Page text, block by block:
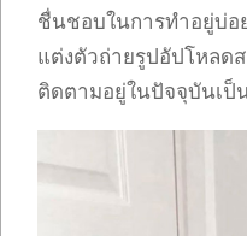
ชื่นชอบในการทำอยู่บ่อ
แต่งตัวถ่ายรูปอัปโหลด
ติดตามอยู่ในปัจจุบันเป็